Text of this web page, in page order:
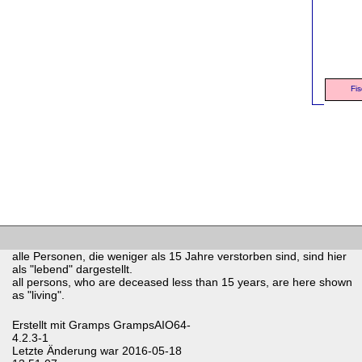
alle Personen, die weniger als 15 Jahre verstorben sind, sind hier
als "lebend" dargestellt.
all persons, who are deceased less than 15 years, are here shown
as "living".
Erstellt mit Gramps GrampsAIO64-
4.2.3-1
Letzte Änderung war 2016-05-18